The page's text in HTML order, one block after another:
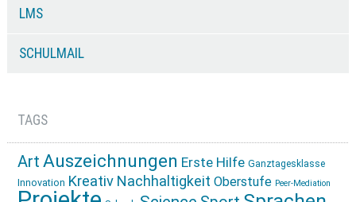
LMS
SCHULMAIL
TAGS
Art Auszeichnungen Erste Hilfe Ganztagesklasse
Innovation Kreativ Nachhaltigkeit Oberstufe Peer-Mediation